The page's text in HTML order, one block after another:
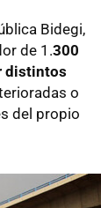
Bidegi,
de 1.300
distintos
o
del propio